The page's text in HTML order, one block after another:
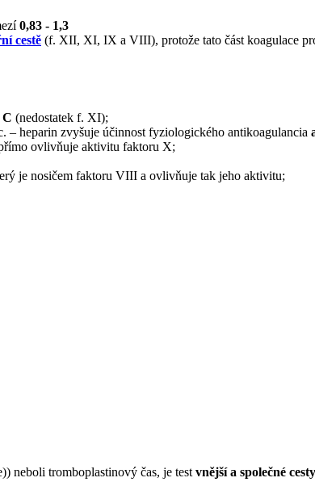
0,83 - 1,3
cestě (f. XII, XI, IX a VIII), protože tato část koagulace
C (nedostatek f. XI);
heparin zvyšuje účinnost fyziologického antikoagulancia
ovlivňuje aktivitu faktoru X;
je nosičem faktoru VIII a ovlivňuje tak jeho aktivitu;
neboli tromboplastinový čas, je test vnější a společné cesty